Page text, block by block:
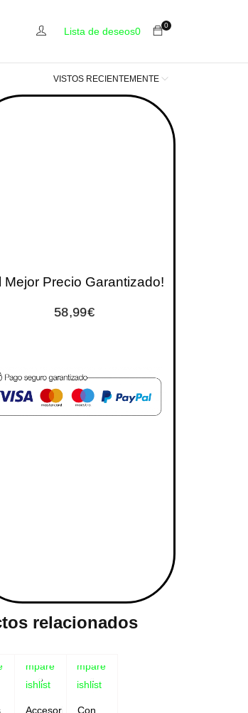
0
Lista de deseos0
VISTOS RECIENTEMENTE
Mejor Precio Garantizado!
58,99€
relacionados
Compare
Wishlist
Accesorios
Compare
Wishlist
Con